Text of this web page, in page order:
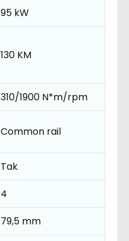
95 kW
130 KM
310/1900 N*m/rpm
Common rail
Tak
4
79,5 mm